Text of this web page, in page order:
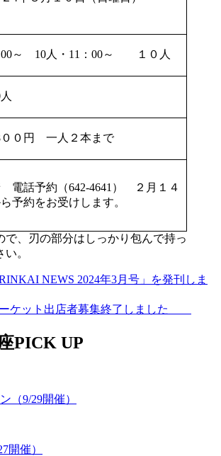
00～ 10人・11：00～ １０人
００円 一人２本まで
電話予約（642-4641） ２月１４
予約をお受けします。
、刃の部分はしっかり包んで持っ
。
NEWS 2024年3月号」を発刊しま
ーケット出店者募集終了しました
PICK UP
（9/29開催）
開催）